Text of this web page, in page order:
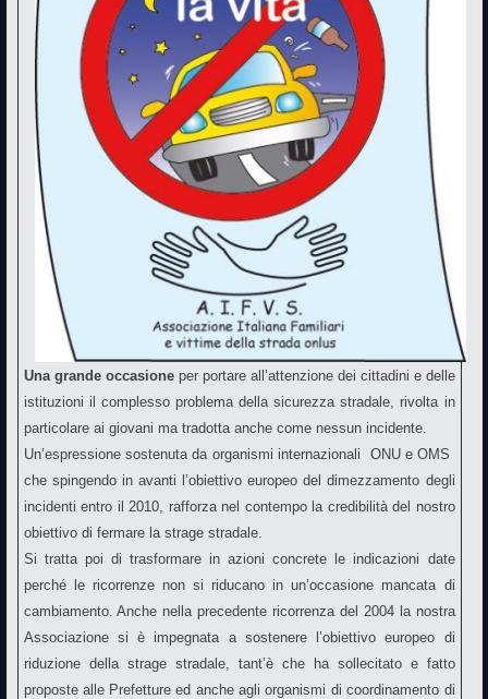
Una grande occasioneper portare all’attenzione dei cittadini e delle
istituzioni il complesso problema della sicurezza stradale, rivolta in
particolare ai giovani ma tradotta anche come nessun incidente.
Un’espressione sostenuta da organismi internazionali  ONU e OMS 
che spingendo in avanti l’obiettivo europeo del dimezzamento degli
incidenti entro il 2010, rafforza nel contempo la credibilità del nostro
obiettivo di fermare la strage stradale.
Si tratta poi di trasformare in azioni concrete le indicazioni date
perché le ricorrenze non si riducano in un’occasione mancata di
cambiamento. Anche nella precedente ricorrenza del 2004 la nostra
Associazione si è impegnata a sostenere l’obiettivo europeo di
riduzione della strage stradale, tant’è che ha sollecitato e fatto
proposte alle Prefetture ed anche agli organismi di coordinamento di